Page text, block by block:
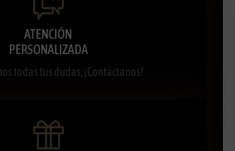
ATENCIÓN
PERSONALIZADA
todas tus dudas, ¡Contáctanos!